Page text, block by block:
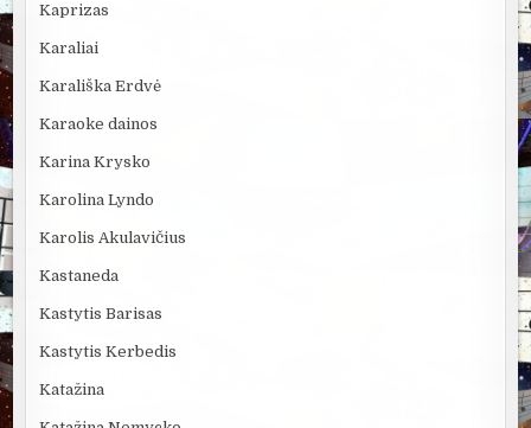
Kaprizas
Karaliai
Karališka Erdvė
Karaoke dainos
Karina Krysko
Karolina Lyndo
Karolis Akulavičius
Kastaneda
Kastytis Barisas
Kastytis Kerbedis
Katažina